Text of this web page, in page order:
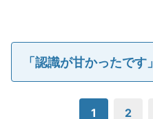
「認識が甘かったです」
1 2